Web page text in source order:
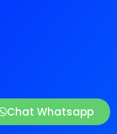
Chat Whatsapp